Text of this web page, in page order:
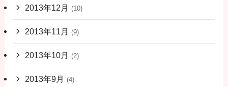
2013年12月 (10)
2013年11月 (9)
2013年10月 (2)
2013年9月 (4)